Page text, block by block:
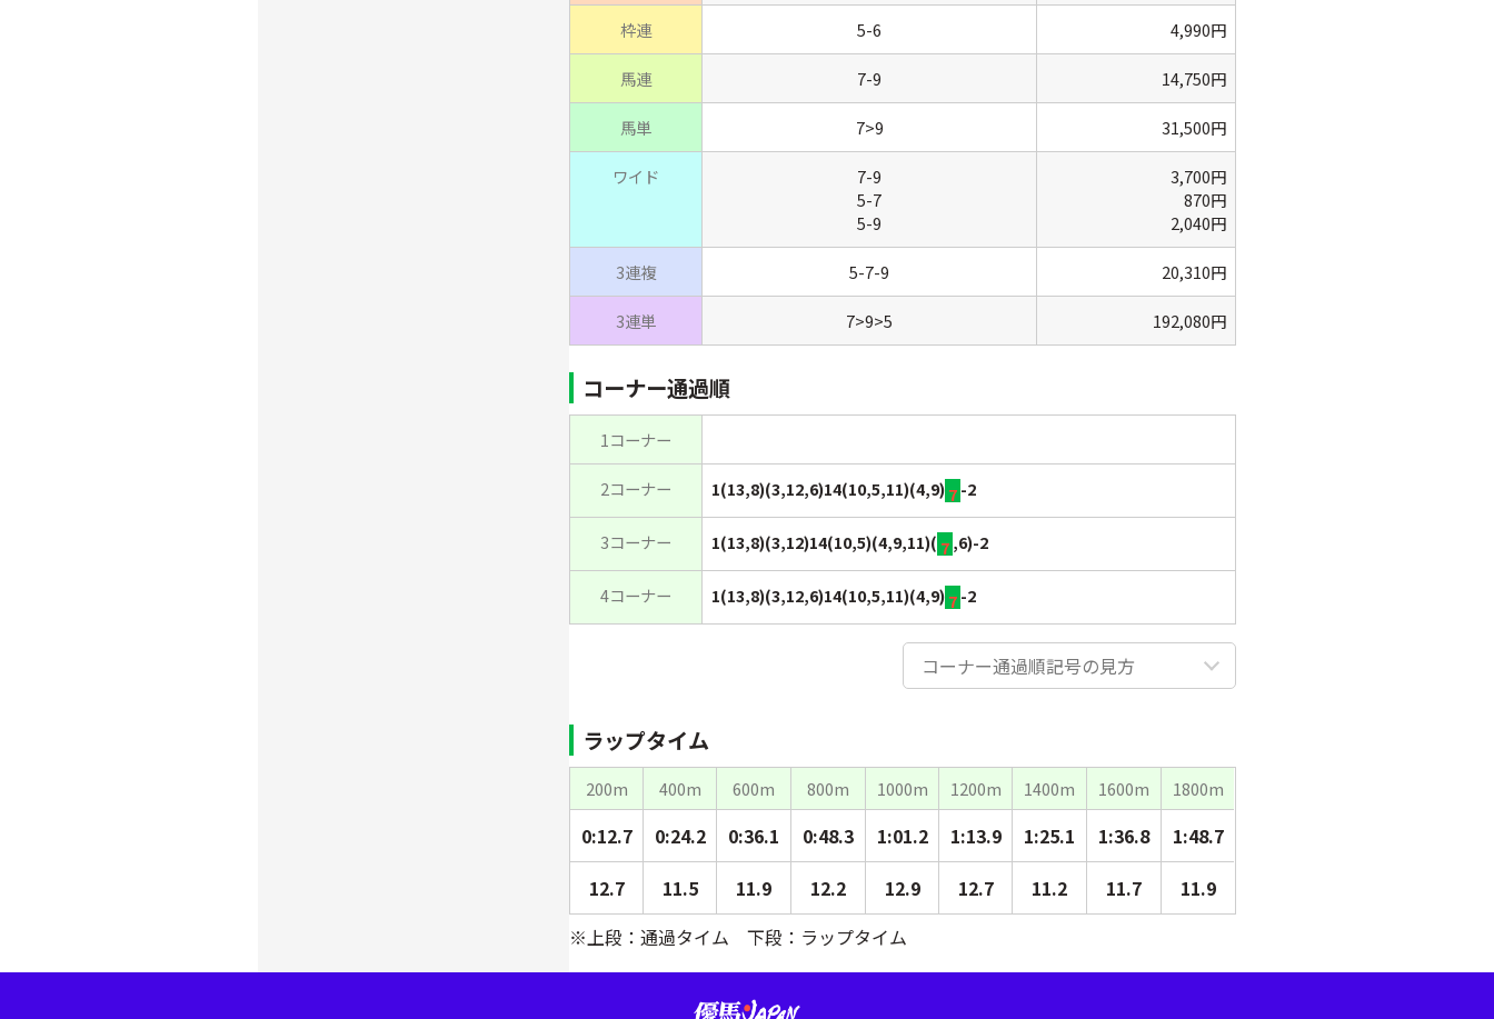
枠連 5-6 4,990円
馬連 7-9 14,750円
馬単 7>9 31,500円
ワイド
7-9
5-7
5-9
3,700円
870円
2,040円
3連複 5-7-9 20,310円
3連単 7>9>5 192,080円
コーナー通過順
1コーナー
2コーナー 1(13,8)(3,12,6)14(10,5,11)(4,9)7-2
3コーナー 1(13,8)(3,12)14(10,5)(4,9,11)( 7,6)-2
4コーナー 1(13,8)(3,12,6)14(10,5,11)(4,9)7-2
コーナー通過順記号の見方
ラップタイム
200m 400m 600m 800m
0:12.7 0:24.2 0:36.1
0:48.3
12.7
11.5 11.9 12.2
1000m 1200m 1400m 1600m
1:01.2 1:13.9 1:25.1
1:36.8
12.9
12.7 11.2 11.7
1800m
1:48.7
11.9
※上段：通過タイム 下段：ラップタイム